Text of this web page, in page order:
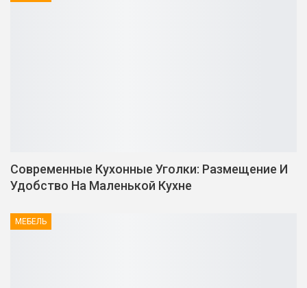
Современные Кухонные Уголки: Размещение И
Удобство На Маленькой Кухне
МЕБЕЛЬ